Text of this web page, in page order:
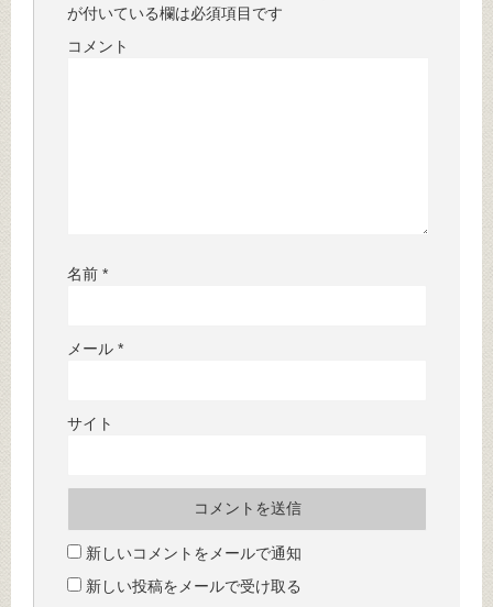
が付いている欄は必須項目です
コメント
名前 *
メール *
サイト
新しいコメントをメールで通知
新しい投稿をメールで受け取る